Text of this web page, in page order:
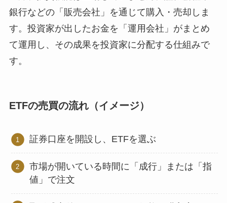
銀行などの「販売会社」を通じて購入・売却しま
す。投資家が出したお金を「運用会社」がまとめ
て運用し、その成果を投資家に分配する仕組みで
す。
ETFの売買の流れ（イメージ）
証券口座を開設し、ETFを選ぶ
市場が開いている時間に「成行」または「指
値」で注文